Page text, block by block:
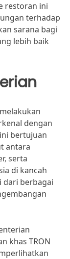
restoran ini
terhadap
sarana bagi
lebih baik
dengan
bertujuan
antara
serta
di kancah
dari berbagai
khas TRON